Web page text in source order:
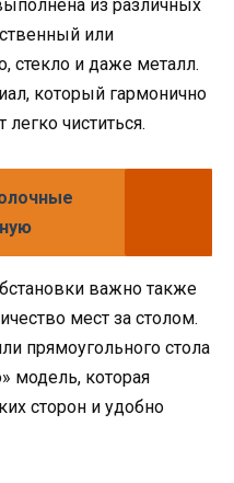
из различных
или
стекло и даже металл.
который гармонично
чиститься.
важно также
мест за столом.
прямоугольного стола
модель, которая
сторон и удобно